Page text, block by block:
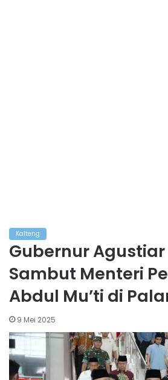
Kalteng
Gubernur
Sambut Menteri
Abdul Mu’ti di
9 Mei 2025